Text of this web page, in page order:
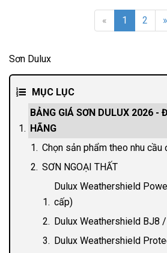
« 1 2 »
Sơn Dulux
MỤC LỤC
BẢNG GIÁ SƠN DULUX 2026 -
HÃNG
Chọn sản phẩm theo nhu cầu
SƠN NGOẠI THẤT
Dulux Weathershield
cấp)
Dulux Weathershield BJ8
Dulux Weathershield